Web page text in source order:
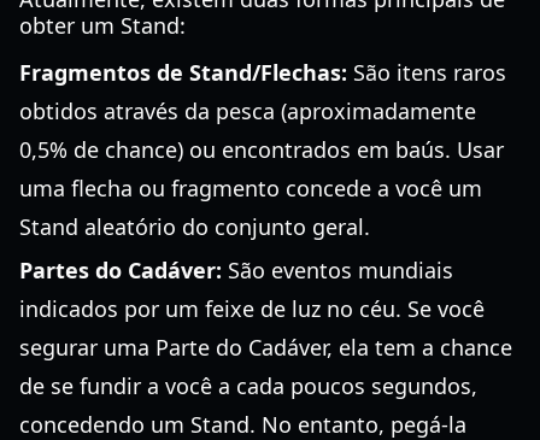
obter um Stand:
Fragmentos de Stand/Flechas: São itens raros
obtidos através da pesca (aproximadamente
0,5% de chance) ou encontrados em baús. Usar
uma flecha ou fragmento concede a você um
Stand aleatório do conjunto geral.
Partes do Cadáver: São eventos mundiais
indicados por um feixe de luz no céu. Se você
segurar uma Parte do Cadáver, ela tem a chance
de se fundir a você a cada poucos segundos,
concedendo um Stand. No entanto, pegá-la